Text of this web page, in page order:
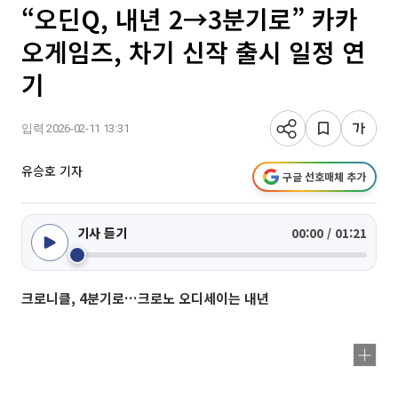
“오딘Q, 내년 2→3분기로” 카카
오게임즈, 차기 신작 출시 일정 연
기
입력 2026-02-11 13:31
유승호 기자 구글 선호매체 추가
기사 듣기 00:00 / 01:21
크로니클, 4분기로…크로노 오디세이는 내년